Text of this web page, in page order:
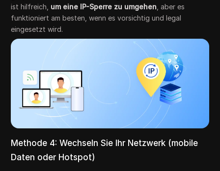
ist hilfreich, um eine IP-Sperre zu umgehen, aber es
funktioniert am besten, wenn es vorsichtig und legal
eingesetzt wird.
Methode 4: Wechseln Sie Ihr Netzwerk (mobile
Daten oder Hotspot)